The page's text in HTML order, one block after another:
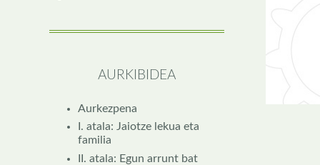
AURKIBIDEA
Aurkezpena
I. atala: Jaiotze lekua eta
familia
II. atala: Egun arrunt bat